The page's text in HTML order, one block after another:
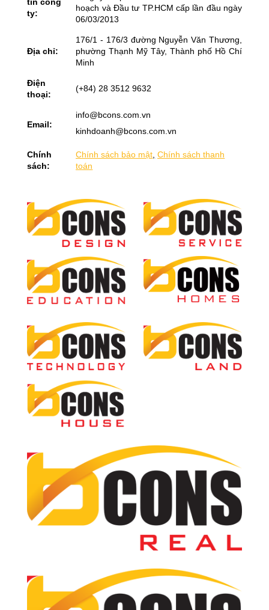
ty:
hoạch và Đầu tư TP.HCM cấp lần đầu ngày
06/03/2013
Địa chỉ:
176/1 - 176/3 đường Nguyễn Văn Thương,
phường Thạnh Mỹ Tây, Thành phố Hồ Chí
Minh
Điện
thoại:
(+84) 28 3512 9632
Email:
info@bcons.com.vn
kinhdoanh@bcons.com.vn
Chính
sách:
Chính sách bảo mật Chính sách thanh
toán